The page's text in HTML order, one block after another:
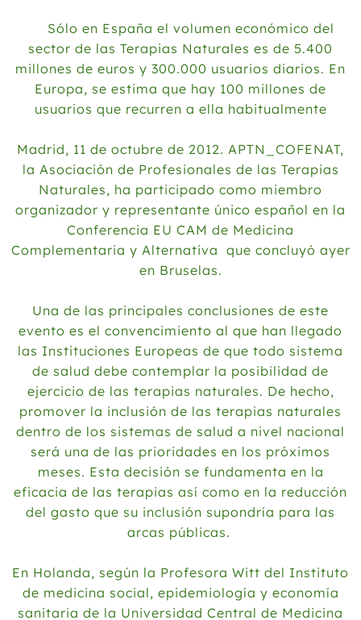
Julio
Junio
Sólo en España el volumen económico del
sector de las Terapias Naturales es de 5.400
millones de euros y 300.000 usuarios diarios. En
Europa, se estima que hay 100 millones de
usuarios que recurren a ella habitualmente
Madrid, 11 de octubre de 2012. APTN_COFENAT,
la Asociación de Profesionales de las Terapias
Naturales, ha participado como miembro
organizador y representante único español en la
Conferencia EU CAM de Medicina
Complementaria y Alternativa que concluyó ayer
en Bruselas.
Una de las principales conclusiones de este
evento es el convencimiento al que han llegado
las Instituciones Europeas de que todo sistema
de salud debe contemplar la posibilidad de
ejercicio de las terapias naturales. De hecho,
promover la inclusión de las terapias naturales
dentro de los sistemas de salud a nivel nacional
será una de las prioridades en los próximos
meses. Esta decisión se fundamenta en la
eficacia de las terapias así como en la reducción
del gasto que su inclusión supondría para las
arcas públicas.
En Holanda, según la Profesora Witt del Instituto
de medicina social, epidemiología y economía
sanitaria de la Universidad Central de Medicina